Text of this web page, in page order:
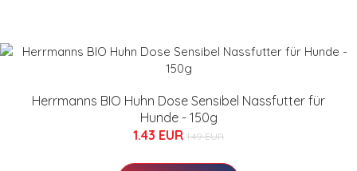
Herrmanns BIO Huhn Dose Sensibel Nassfutter für
Hunde - 150g
1.43 EUR 1.49 EUR